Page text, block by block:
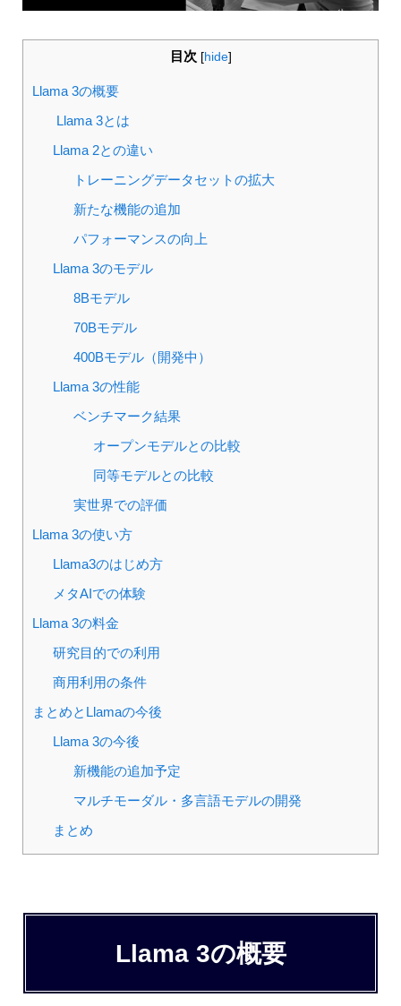
目次 [hide]
Llama 3の概要
Llama 3とは
Llama 2との違い
トレーニングデータセットの拡大
新たな機能の追加
パフォーマンスの向上
Llama 3のモデル
8Bモデル
70Bモデル
400Bモデル（開発中）
Llama 3の性能
ベンチマーク結果
オープンモデルとの比較
同等モデルとの比較
実世界での評価
Llama 3の使い方
Llama3のはじめ方
メタAIでの体験
Llama 3の料金
研究目的での利用
商用利用の条件
まとめとLlamaの今後
Llama 3の今後
新機能の追加予定
マルチモーダル・多言語モデルの開発
まとめ
Llama 3の概要